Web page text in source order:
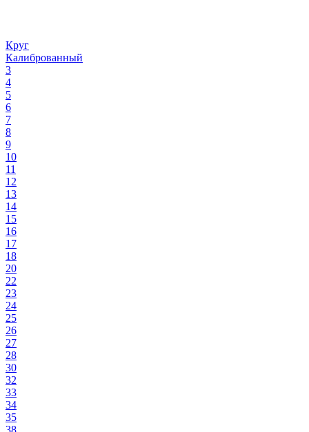
Круг
Калиброванный
3
4
5
6
7
8
9
10
11
12
13
14
15
16
17
18
20
22
23
24
25
26
27
28
30
32
33
34
35
38